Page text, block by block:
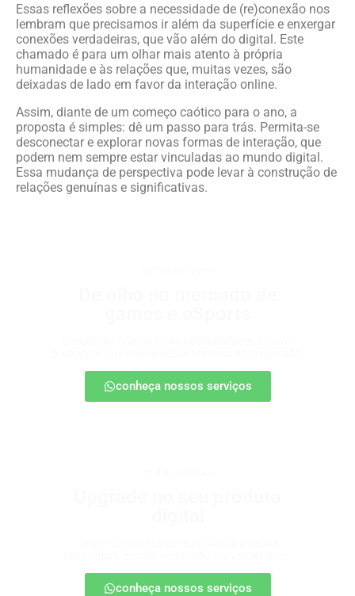
Essas reflexões sobre a necessidade de (re)conexão nos
lembram que precisamos ir além da superfície e enxergar
conexões verdadeiras, que vão além do digital. Este
chamado é para um olhar mais atento à própria
humanidade e às relações que, muitas vezes, são
deixadas de lado em favor da interação online.
Assim, diante de um começo caótico para o ano, a
proposta é simples: dê um passo para trás. Permita-se
desconectar e explorar novas formas de interação, que
podem nem sempre estar vinculadas ao mundo digital.
Essa mudança de perspectiva pode levar à construção de
relações genuínas e significativas.
conheça nossos serviços
conheça nossos serviços